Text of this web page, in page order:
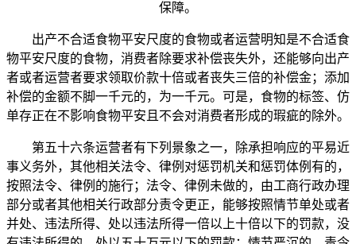
保障。
出产不合适食物平安尺度的食物或者运营明知是不合适食
物平安尺度的食物，消费者除要求补偿丧失外，还能够向出产
者或者运营者要求领取价款十倍或者丧失三倍的补偿金；添加
补偿的金额不脚一千元的，为一千元。可是，食物的标签、仿
单存正在不影响食物平安且不会对消费者形成的瑕疵的除外。
第五十六条运营者有下列景象之一，除承担响应的平易近
事义务外，其他相关法令、律例对惩罚机关和惩罚体例有的，
按照法令、律例的施行；法令、律例未做的，由工商行政办理
部分或者其他相关行政部分责令更正，能够按照情节单处或者
并处、违法所得、处以违法所得一倍以上十倍以下的罚款，没